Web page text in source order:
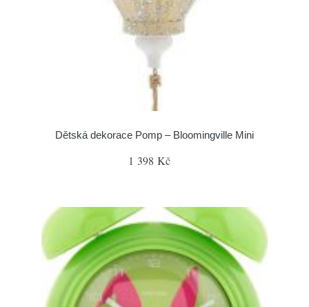
Dětská dekorace Pomp – Bloomingville Mini
1 398 Kč